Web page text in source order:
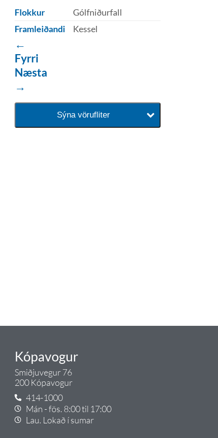
Flokkur
Gólfniðurfall
Framleiðandi
Kessel
←
Fyrri
Næsta
→
Sýna vörufliter
Kópavogur
Smiðjuvegur 76
200 Kópavogur
414-1000
Mán - fös. 8:00 til 17:00
Lau. Lokað í sumar